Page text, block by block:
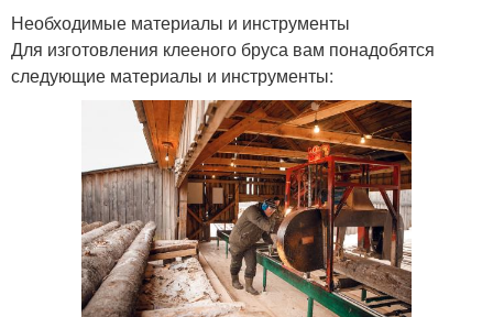
Необходимые материалы и инструменты
Для изготовления клееного бруса вам понадобятся
следующие материалы и инструменты: